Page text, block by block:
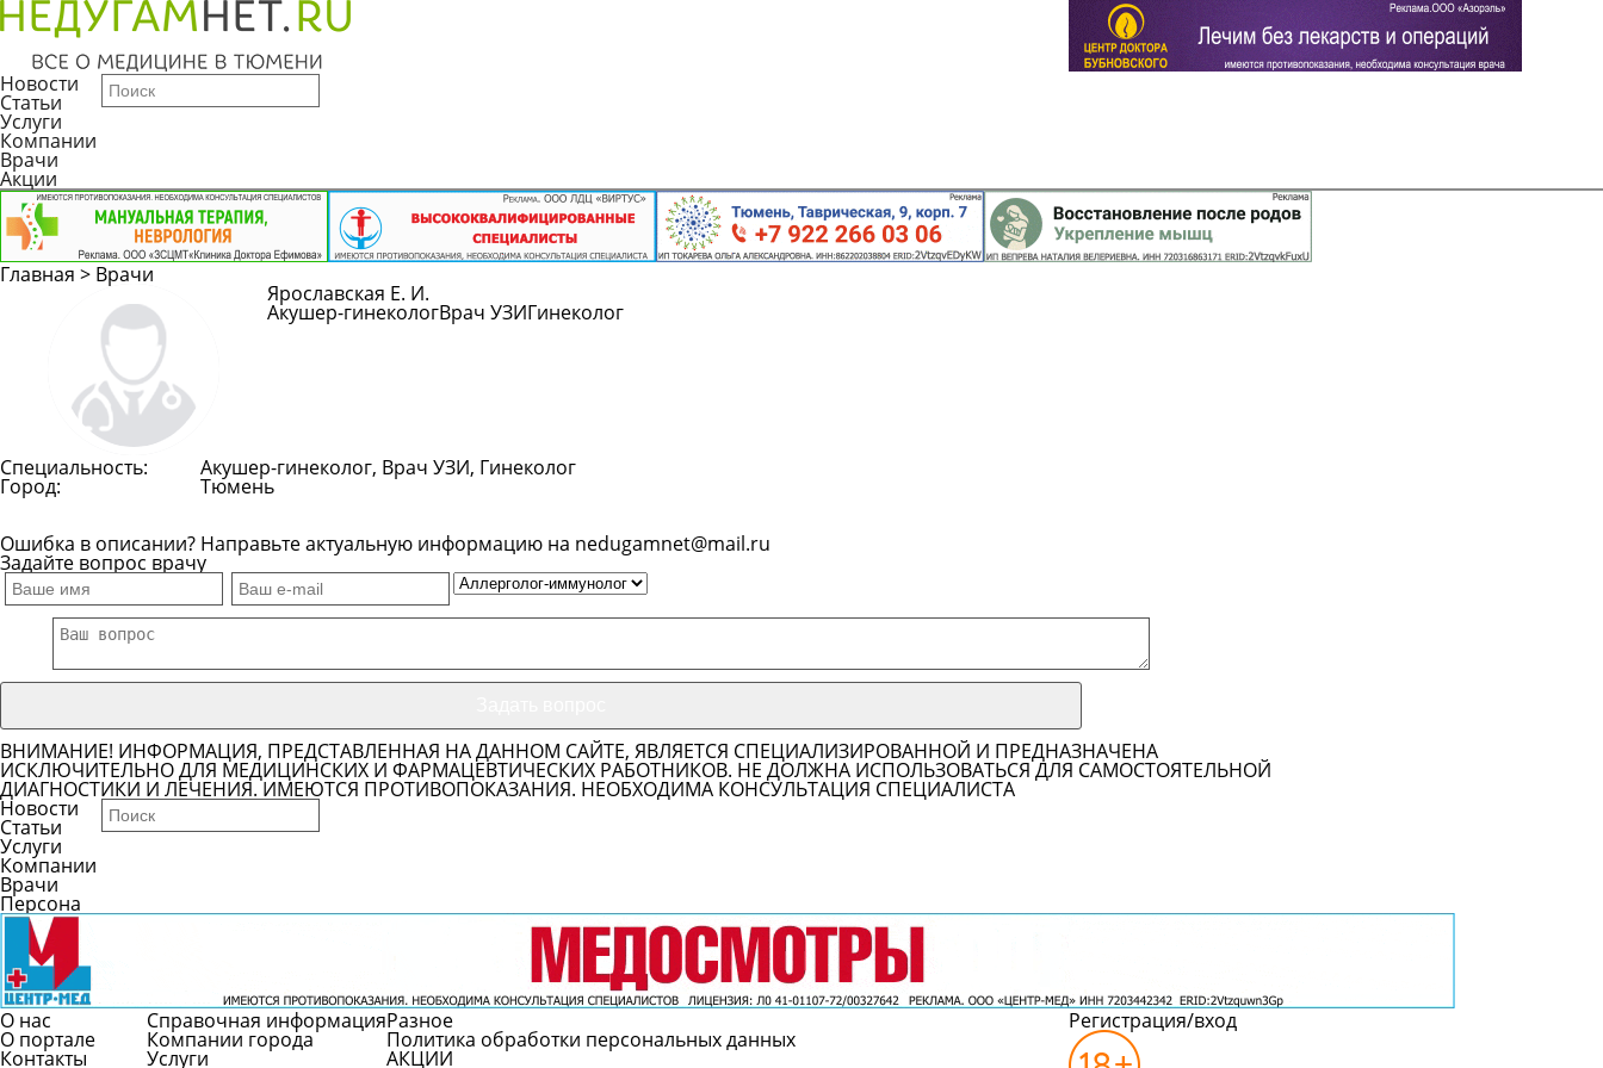
Новости
Статьи
Услуги
Компании
Врачи
Акции
Главная > Врачи
Ярославская Е. И.
Акушер-гинекологВрач УЗИГинеколог
Специальность: Акушер-гинеколог, Врач УЗИ, Гинеколог
Город: Тюмень
Ошибка в описании? Направьте актуальную информацию на nedugamnet@mail.ru
Задайте вопрос врачу
ВНИМАНИЕ! ИНФОРМАЦИЯ, ПРЕДСТАВЛЕННАЯ НА ДАННОМ САЙТЕ, ЯВЛЯЕТСЯ СПЕЦИАЛИЗИРОВАННОЙ И ПРЕДНАЗНАЧЕНА
ИСКЛЮЧИТЕЛЬНО ДЛЯ МЕДИЦИНСКИХ И ФАРМАЦЕВТИЧЕСКИХ РАБОТНИКОВ. НЕ ДОЛЖНА ИСПОЛЬЗОВАТЬСЯ ДЛЯ САМОСТОЯТЕЛЬНОЙ
ДИАГНОСТИКИ И ЛЕЧЕНИЯ. ИМЕЮТСЯ ПРОТИВОПОКАЗАНИЯ. НЕОБХОДИМА КОНСУЛЬТАЦИЯ СПЕЦИАЛИСТА
Новости
Статьи
Услуги
Компании
Врачи
Персона
О нас
О портале
Контакты
Справочная информация
Компании города
Услуги
Разное
Политика обработки персональных данных
АКЦИИ
Регистрация/вход